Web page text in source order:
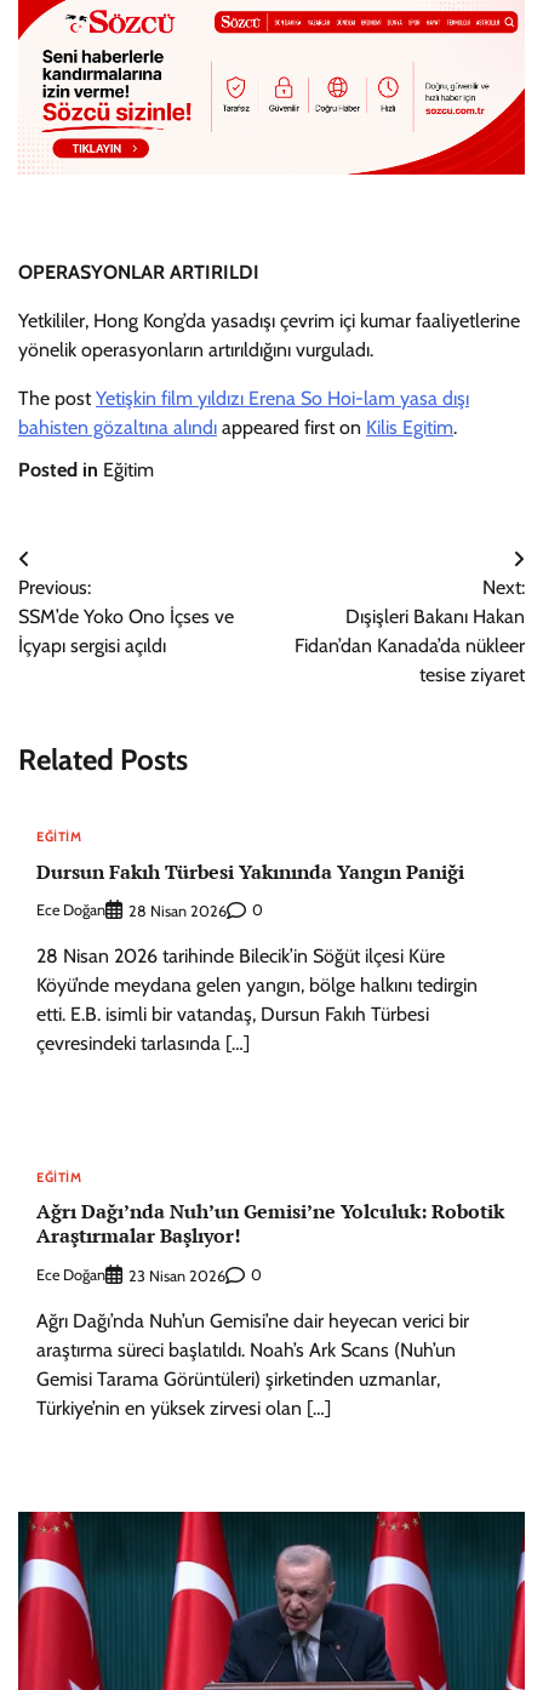
OPERASYONLAR ARTIRILDI
Yetkililer, Hong Kong’da yasadışı çevrim içi kumar faaliyetlerine
yönelik operasyonların artırıldığını vurguladı.
The postYetişkin film yıldızı Erena So Hoi-lam yasa dışı
bahisten gözaltına alındı appeared first on Kilis Egitim.
Posted in Eğitim
Yazı
gezinmesi
Previous:
SSM’de Yoko Ono İçses ve
İçyapı sergisi açıldı
Next:
Dışişleri Bakanı Hakan
Fidan’dan Kanada’da nükleer
tesise ziyaret
Related Posts
EĞITIM
Dursun Fakıh Türbesi Yakınında Yangın Paniği
Ece Doğan 28 Nisan 2026 0
28 Nisan 2026 tarihinde Bilecik’in Söğüt ilçesi Küre
Köyü’nde meydana gelen yangın, bölge halkını tedirgin
etti. E.B. isimli bir vatandaş, Dursun Fakıh Türbesi
çevresindeki tarlasında […]
EĞITIM
Ağrı Dağı’nda Nuh’un Gemisi’ne Yolculuk: Robotik
Araştırmalar Başlıyor!
Ece Doğan 23 Nisan 2026 0
Ağrı Dağı’nda Nuh’un Gemisi’ne dair heyecan verici bir
araştırma süreci başlatıldı. Noah’s Ark Scans (Nuh’un
Gemisi Tarama Görüntüleri) şirketinden uzmanlar,
Türkiye’nin en yüksek zirvesi olan […]